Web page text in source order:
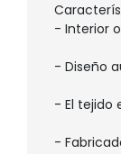
- Interior
- Diseño
- El tejido
-